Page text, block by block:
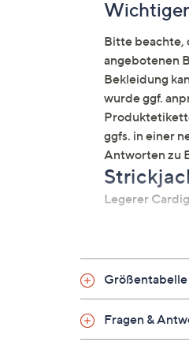
Bitte beachte,
angebotenen
Bekleidung
wurde ggf.
ggfs. in einer
Antworten zu
Legerer
Auf
Strick
Größentabelle
Fragen &